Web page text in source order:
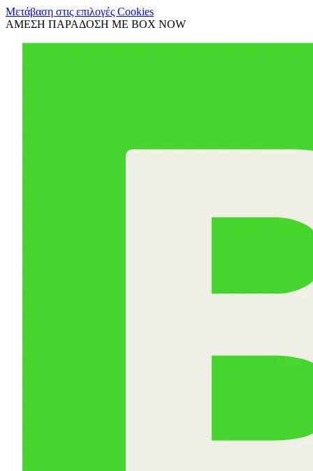
Μετάβαση στις επιλογές Cookies
ΑΜΕΣΗ ΠΑΡΑΔΟΣΗ ΜΕ BOX NOW